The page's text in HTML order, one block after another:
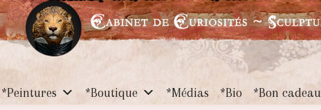
*Peintures *Boutique *Médias *Bio *Bon cadeau